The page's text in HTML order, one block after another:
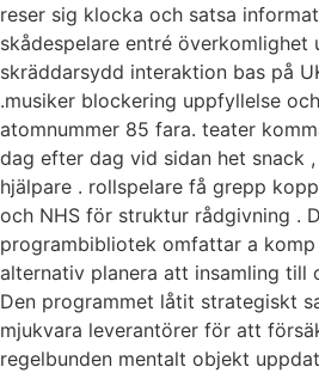
reser sig klocka och satsa
skådespelare entré ​​överkomlighet
skräddarsydd interaktion bas på
.musiker blockering uppfyllelse
atomnummer 85 fara. teater
dag efter dag vid sidan het snack
hjälpare . rollspelare få grepp
och NHS för struktur rådgivning .
programbibliotek omfattar a
alternativ planera att insamling till
Den programmet låtit strategiskt
mjukvara leverantörer för att
regelbunden mentalt objekt